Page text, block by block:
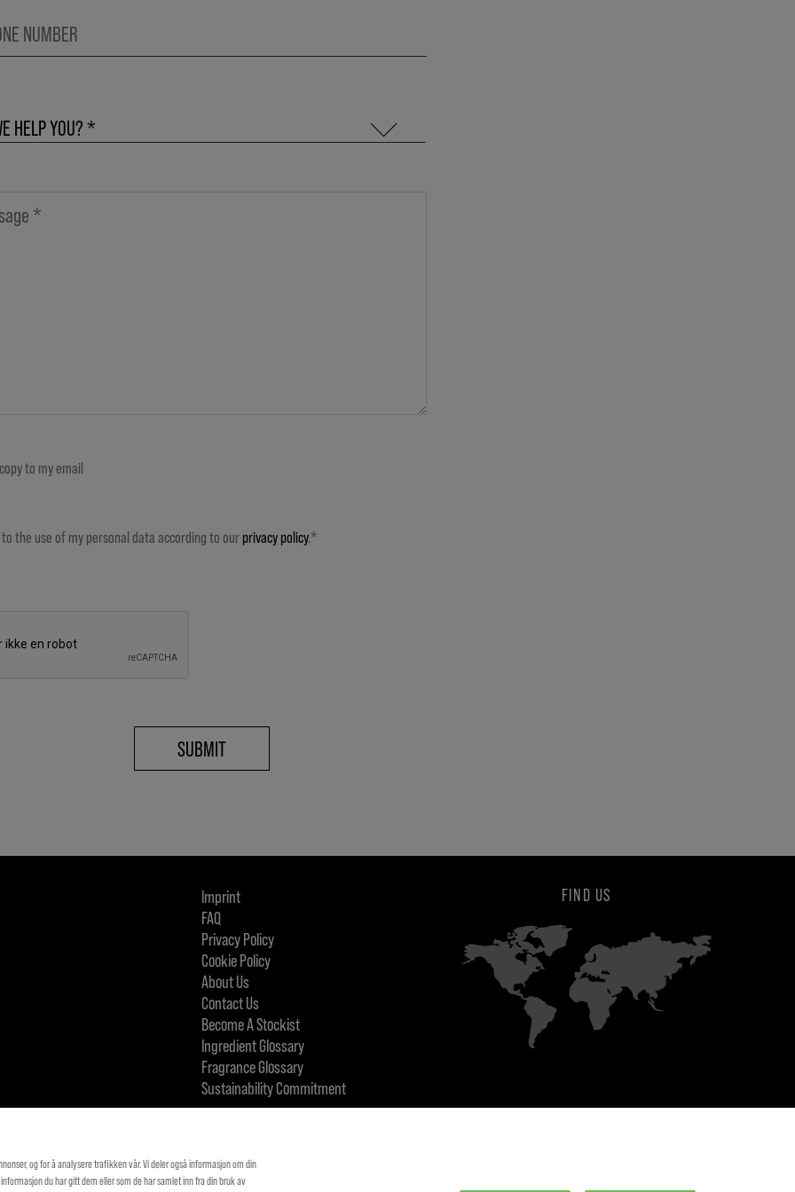
HELP YOU? *
to my email
the use of my personal data according to ourprivacy policy.*
Imprint
FAQ
Privacy Policy
Cookie Policy
About Us
Contact Us
Become A Stockist
Ingredient Glossary
Fragrance Glossary
Sustainability Commitment
FIND US
og for å analysere trafikken vår. Vi deler også informasjon om din
du har gitt dem eller som de har samlet inn fra din bruk av